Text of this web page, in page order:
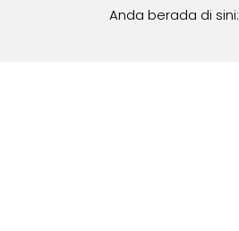
Anda berada di sini: